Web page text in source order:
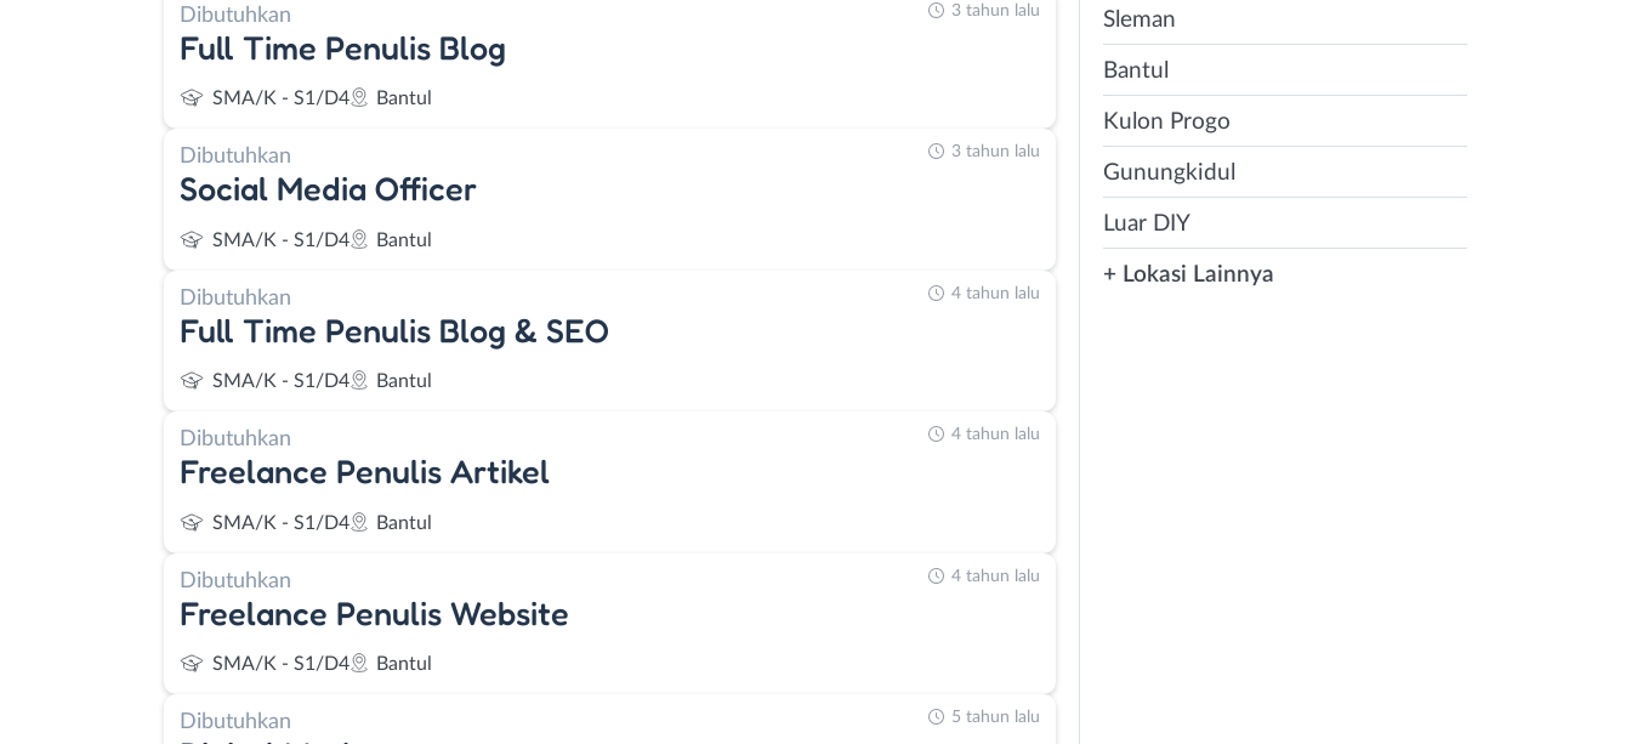
Dibutuhkan
Full Time Penulis Blog
SMA/K - S1/D4 Bantul
3 tahun lalu
Dibutuhkan
Social Media Officer
SMA/K - S1/D4 Bantul
3 tahun lalu
Dibutuhkan
Full Time Penulis Blog & SEO
SMA/K - S1/D4 Bantul
4 tahun lalu
Dibutuhkan
Freelance Penulis Artikel
SMA/K - S1/D4 Bantul
4 tahun lalu
Dibutuhkan
Freelance Penulis Website
SMA/K - S1/D4 Bantul
4 tahun lalu
Dibutuhkan 5 tahun lalu
Sleman
Bantul
Kulon Progo
Gunungkidul
Luar DIY
+ Lokasi Lainnya